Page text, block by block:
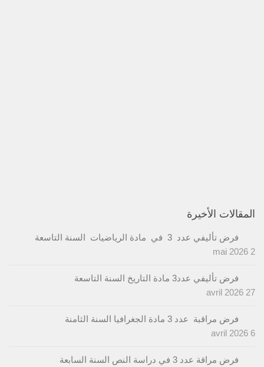
المقالات الأخيرة
فرض تأليفي عدد 3 في مادة الرياضيات السنة التاسعة
2 mai 2026
فرض تأليفي عدد3 مادة التاريخ السنة التاسعة
27 avril 2026
فرض مراقبة عدد 3 مادة الجغرافيا السنة الثامنة
6 avril 2026
فرض مراقة عدد 3 في دراسة النص السنة السابعة